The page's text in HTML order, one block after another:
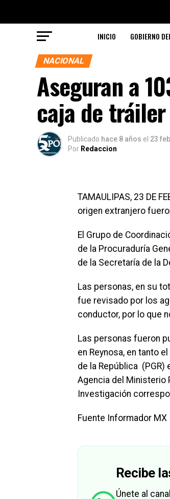
INICIO GOBIERNO
NACIONAL
Aseguran a
caja de tráiler
Publicado hace 8 años el 23
Por Redaccion
TAMAULIPAS, 23 DE
origen extranjero
El Grupo de
de la Procuraduría
de la Secretaría de la
Las personas, en su
fue revisado por los
conductor, por lo que
Las personas fueron
en Reynosa, en tanto
de la República (PGR)
Agencia del Ministerio
Investigación
Fuente Informador MX
Recibe
Únete al